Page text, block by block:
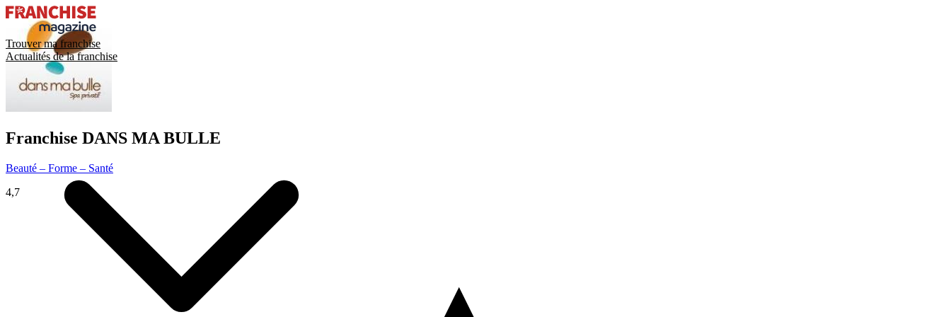
Trouver ma franchise
Actualités de la franchise
Franchise DANS MA BULLE
Beauté – Forme – Santé
4,7